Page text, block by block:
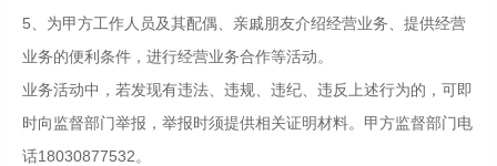
5、为甲方工作人员及其配偶、亲戚朋友介绍经营业务、提供经营
业务的便利条件，进行经营业务合作等活动。
业务活动中，若发现有违法、违规、违纪、违反上述行为的，可即
时向监督部门举报，举报时须提供相关证明材料。甲方监督部门电
话18030877532。